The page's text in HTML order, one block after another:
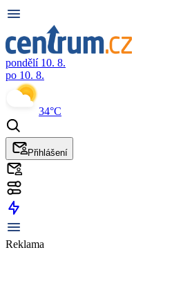
pondělí 10. 8.
po 10. 8.
34°C
Přihlášení
Reklama